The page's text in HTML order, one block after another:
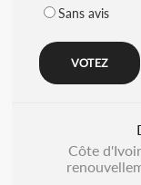
Sans avis
Côte